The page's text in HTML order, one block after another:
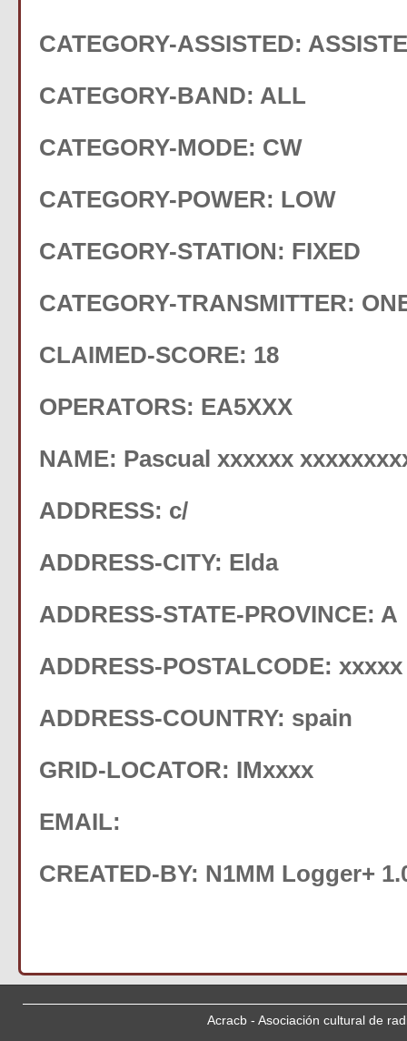
CATEGORY-ASSISTED:
CATEGORY-BAND: ALL
CATEGORY-MODE: CW
CATEGORY-POWER: LOW
CATEGORY-STATION: FIXED
CATEGORY-TRANSMITTER:
CLAIMED-SCORE: 18
OPERATORS: EA5XXX
NAME: Pascual xxxxxx
ADDRESS: c/
ADDRESS-CITY: Elda
ADDRESS-STATE-PROVINCE: A
ADDRESS-POSTALCODE: xxxxx
ADDRESS-COUNTRY: spain
GRID-LOCATOR: IMxxxx
EMAIL:
CREATED-BY: N1MM Logger+
Acracb - Asociación cultural de